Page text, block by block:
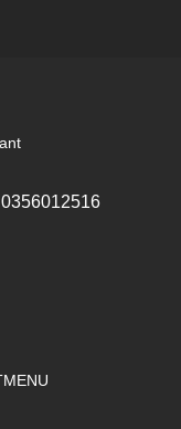
0356012516 ‎